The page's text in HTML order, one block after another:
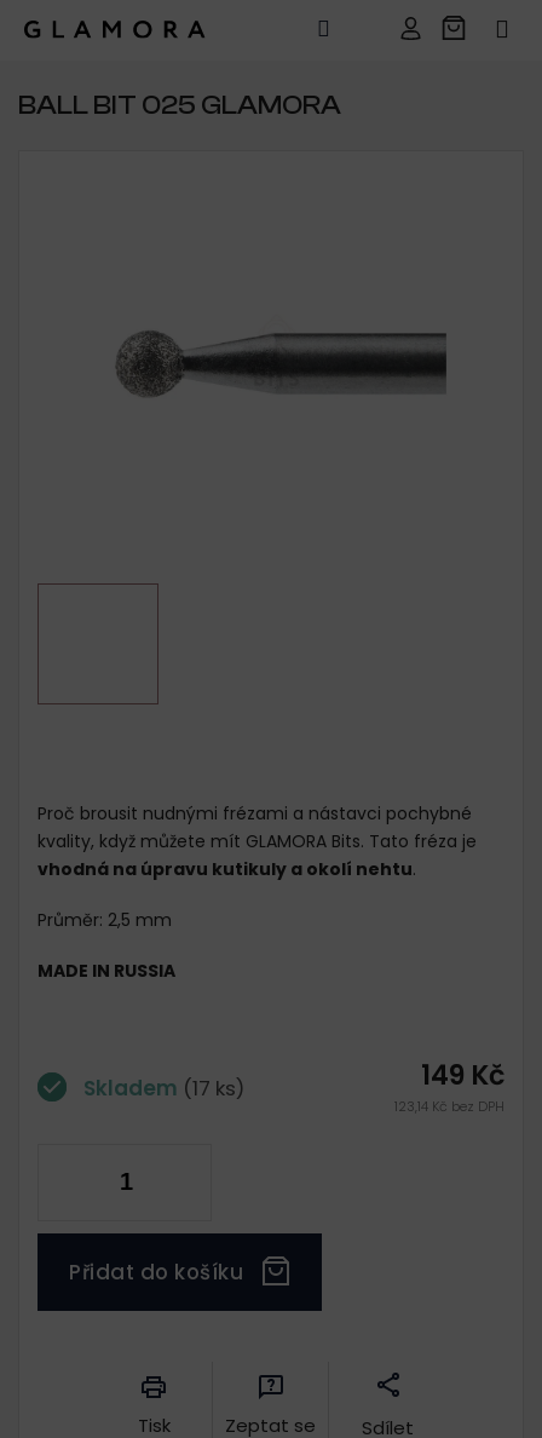
obsahBALL BIT 025 GLAMORA
149 Kč
123,14 Kč bez DPH
Skladem (17 ks)
Přidat do košíku
Proč brousit nudnými frézami a nástavci pochybné
kvality, když můžete mít GLAMORA Bits. Tato fréza je
vhodná na úpravu kutikuly a okolí nehtu.
Průměr: 2,5 mm
MADE IN RUSSIA
Tisk Zeptat se Sdílet